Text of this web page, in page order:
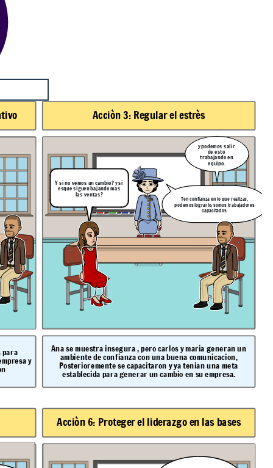
Acciòn 3: Regular el estrès
Acciòn 6: Proteger el liderazgo en las bases
para
y
Ana se muestra insegura , pero carlos y maria generan un
ambiente de confianza con una buena comunicacion,
Posterioremente se capacitaron y ya tenian una meta
establecida para generar un cambio en su empresa.
Ten confianza en lo que realizas,
podemos lograrlo; somos trabajadores
capacitados.
y podemos salir
de esto
trabajando en
equipo.
Y si no vemos un cambio? y si
esque siguen bajando mas
las ventas?